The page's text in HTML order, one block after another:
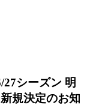
27シーズン 明
規決定のお知